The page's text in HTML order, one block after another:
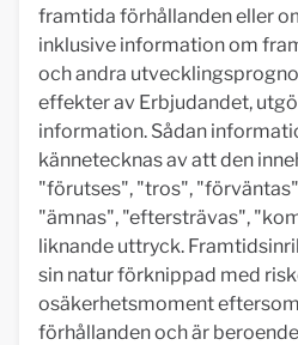
framtida förhållanden eller
inklusive information om
och andra
effekter av Erbjudandet,
information. Sådan
kännetecknas av att den
"förutses", "tros",
"ämnas", "eftersträvas",
liknande uttryck.
sin natur förknippad med
osäkerhetsmoment
förhållanden och är